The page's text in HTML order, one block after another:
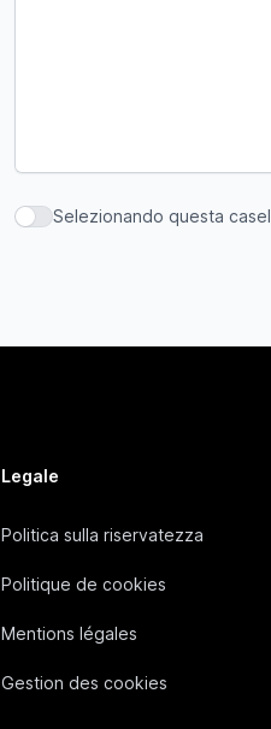
Selezionando questa
Selezionando questa
Legale
Politica sulla riservatezza
Politique de cookies
Mentions légales
Gestion des cookies